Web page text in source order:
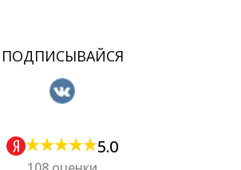
ПОДПИСЫВАЙСЯ
5.0